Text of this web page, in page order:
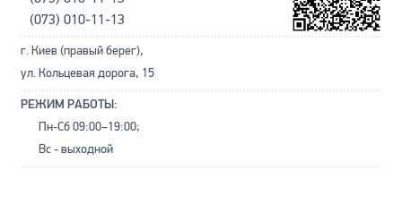
(073) 010-11-13
г. Киев (правый берег),
ул. Кольцевая дорога, 15
РЕЖИМ РАБОТЫ:
Пн-Сб 09:00–19:00;
Вс - выходной